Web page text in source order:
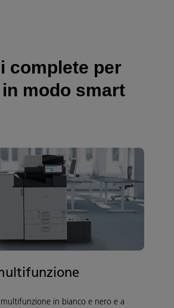
complete per
in modo smart
in bianco e nero e a